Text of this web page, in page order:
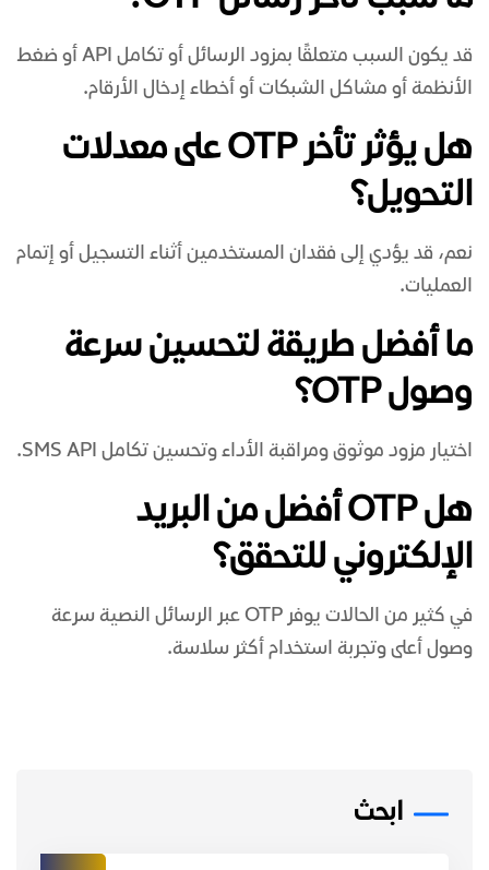
قد يكون السبب متعلقًا بمزود الرسائل أو تكامل API أو ضغط
الأنظمة أو مشاكل الشبكات أو أخطاء إدخال الأرقام.
هل يؤثر تأخر OTP على معدلات
التحويل؟
نعم، قد يؤدي إلى فقدان المستخدمين أثناء التسجيل أو إتمام
العمليات.
ما أفضل طريقة لتحسين سرعة
وصول OTP؟
اختيار مزود موثوق ومراقبة الأداء وتحسين تكامل SMS API.
هل OTP أفضل من البريد
الإلكتروني للتحقق؟
في كثير من الحالات يوفر OTP عبر الرسائل النصية سرعة
وصول أعلى وتجربة استخدام أكثر سلاسة.
ابحث